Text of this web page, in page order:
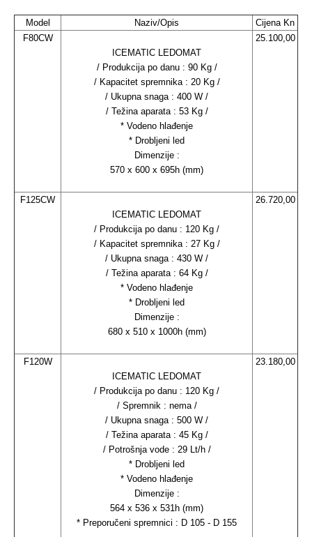
Model Naziv/Opis
Cijena Kn
F80CW
ICEMATIC LEDOMAT
/ Produkcija po danu : 90 Kg /
/ Kapacitet spremnika : 20 Kg /
/ Ukupna snaga : 400 W /
/ Težina aparata : 53 Kg /
* Vodeno hlađenje
* Drobljeni led
Dimenzije :
570 x 600 x 695h (mm)
25.100,00
F125CW
ICEMATIC LEDOMAT
/ Produkcija po danu : 120 Kg /
/ Kapacitet spremnika : 27 Kg /
/ Ukupna snaga : 430 W /
/ Težina aparata : 64 Kg /
* Vodeno hlađenje
* Drobljeni led
Dimenzije :
680 x 510 x 1000h (mm)
26.720,00
F120W
ICEMATIC LEDOMAT
/ Produkcija po danu : 120 Kg /
/ Spremnik : nema /
/ Ukupna snaga : 500 W /
/ Težina aparata : 45 Kg /
/ Potrošnja vode : 29 Lt/h /
* Drobljeni led
* Vodeno hlađenje
Dimenzije :
564 x 536 x 531h (mm)
* Preporučeni spremnici : D 105 - D 155
23.180,00